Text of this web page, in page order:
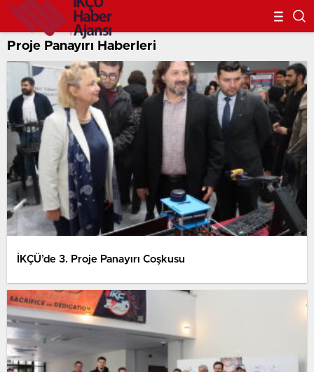
Proje Panayırı Haberleri
İKÇÜ’de 3. Proje Panayırı Coşkusu